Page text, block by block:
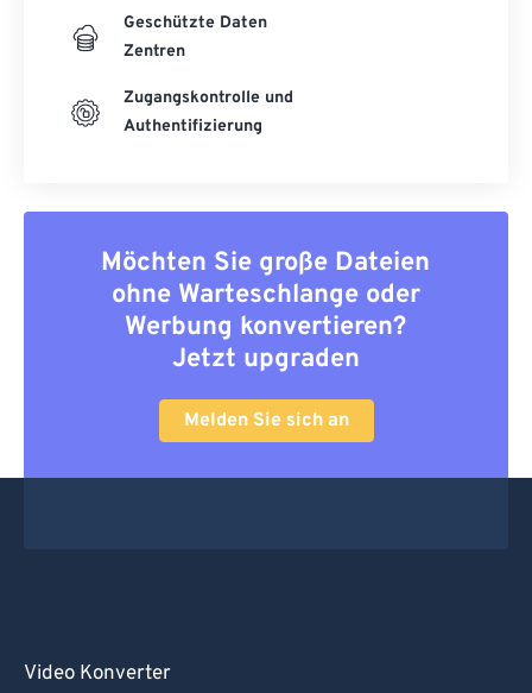
Geschützte Daten
Zentren
Zugangskontrolle und
Authentifizierung
Möchten Sie große Dateien
ohne Warteschlange oder
Werbung konvertieren?
Jetzt upgraden
Melden Sie sich an
Video Konverter